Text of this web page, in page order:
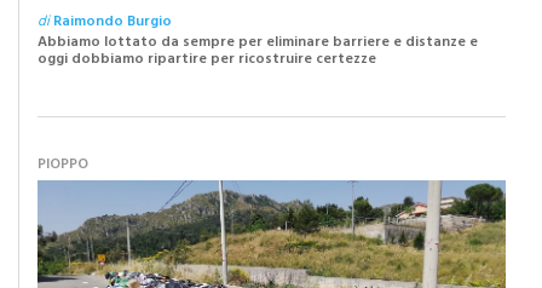
diRaimondo Burgio
Abbiamo lottato da sempre per eliminare barriere e distanze e
oggi dobbiamo ripartire per ricostruire certezze
PIOPPO